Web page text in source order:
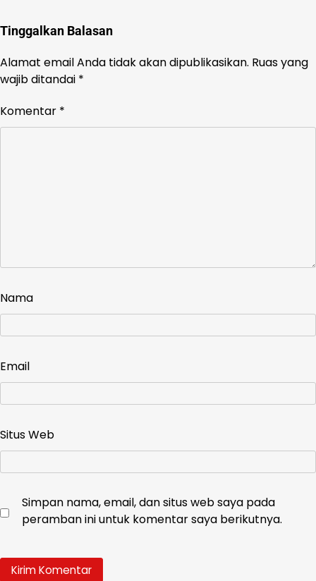
Tinggalkan Balasan
Alamat email Anda tidak akan dipublikasikan. Ruas yang
wajib ditandai *
Komentar *
Nama
Email
Situs Web
Simpan nama, email, dan situs web saya pada
peramban ini untuk komentar saya berikutnya.